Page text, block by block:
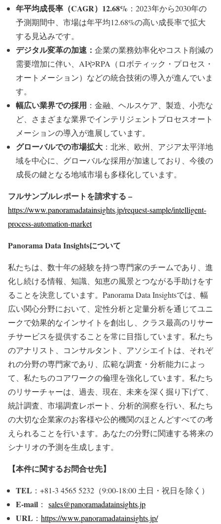
年平均成長率（CAGR）12.68% ：2023年から2030年の
予測期間中、市場は年平均12.68%の高い成長率で拡大
する見込みです。
デジタル変革の加速： 企業の業務効率化やコスト削減の
需要増加に伴い、AIやRPA（ロボティック・プロセス・
オートメーション）などの統合技術の導入が進んでいま
す。
幅広い業界での採用 ：金融、ヘルスケア、製造、小売な
ど、さまざまな業界でインテリジェントプロセスオート
メーションの導入が進展しています。
グローバルでの市場拡大 ：北米、欧州、アジア太平洋地
域を中心に、グローバルな採用が加速しており、今後の
成長の鍵となる地域市場も多様化しています。
フルサンプルレポートを請求する –
https://www.panoramadatainsights.jp/request-sample/intelligent-
process-automation-market
Panorama Data Insightsについて
私たちは、数十年の経験を持つ専門家のチームであり、進
化し続ける情報、知識、知恵の風景とつながる手助けをす
ることを決意しています。Panorama Data Insightsでは、幅
広い関心分野において、定性分析と定量分析を通じてユニ
ークで効果的なインサイトを創出し、クラス最高のリサー
チサービスを提供することを常に目指しています。私たち
のアナリスト、コンサルタント、アソシエイトは、それぞ
れの分野の専門家であり、広範な調査・分析能力によっ
て、私たちのコアワークの倫理を強化しています。私たち
のリサーチャーは、過去、現在、未来を深く掘り下げて、
統計調査、市場調査レポート、分析的洞察を行い、私たち
の大切な企業家のお客様や公的機関のほとんどすべての考
えられることを行います。あなたの分野に関連する将来の
シナリオの予測を生成します。
【本件に関するお問合せ先】
TEL ：+81-3 4565 5232（9:00-18:00 土日・祝日を除く）
E-mail ： sales@panoramadatainsights.jp
URL ： https://www.panoramadatainsights.jp/